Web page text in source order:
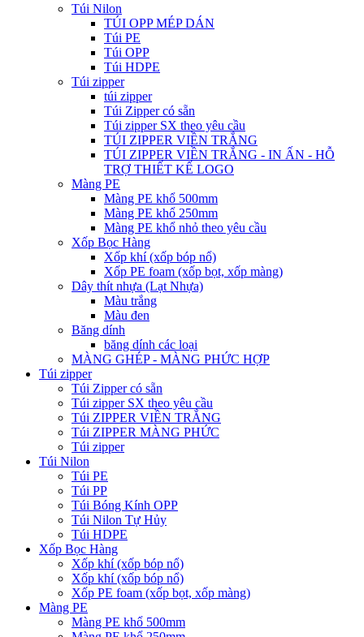
Túi Nilon
TÚI OPP MÉP DÁN
Túi PE
Túi OPP
Túi HDPE
Túi zipper
túi zipper
Túi Zipper có sẵn
Túi zipper SX theo yêu cầu
TÚI ZIPPER VIỀN TRẮNG
TÚI ZIPPER VIỀN TRẮNG - IN ẤN - HỖ
TRỢ THIẾT KẾ LOGO
Màng PE
Màng PE khổ 500mm
Màng PE khổ 250mm
Màng PE khổ nhỏ theo yêu cầu
Xốp Bọc Hàng
Xốp khí (xốp bóp nổ)
Xốp PE foam (xốp bọt, xốp màng)
Dây thít nhựa (Lạt Nhựa)
Màu trắng
Màu đen
Băng dính
băng dính các loại
MÀNG GHÉP - MÀNG PHỨC HỢP
Túi zipper
Túi Zipper có sẵn
Túi zipper SX theo yêu cầu
Túi ZIPPER VIỀN TRẮNG
Túi ZIPPER MÀNG PHỨC
Túi zipper
Túi Nilon
Túi PE
Túi PP
Túi Bóng Kính OPP
Túi Nilon Tự Hủy
Túi HDPE
Xốp Bọc Hàng
Xốp khí (xốp bóp nổ)
Xốp khí (xốp bóp nổ)
Xốp PE foam (xốp bọt, xốp màng)
Màng PE
Màng PE khổ 500mm